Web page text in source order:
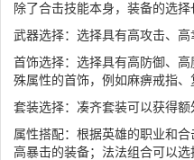
除了合击技能本身，装备的选
武器选择：选择具有高攻击、
首饰选择：选择具有高防御、
殊属性的首饰，例如麻痹戒指
套装选择：凑齐套装可以获得
属性搭配：根据英雄的职业和
高暴击的装备；法法组合可以选